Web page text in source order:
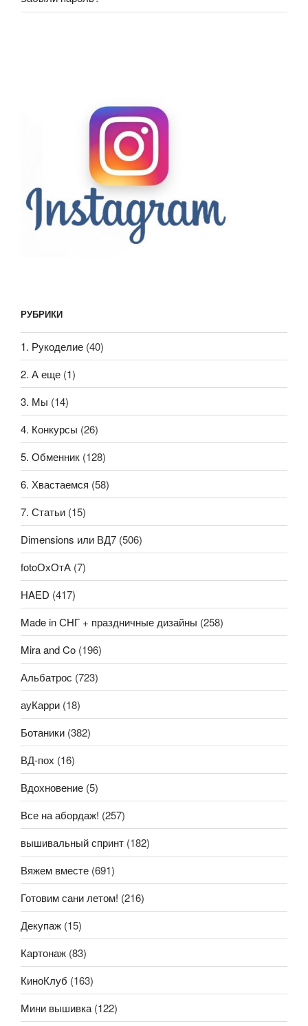
РУБРИКИ
1. Рукоделие (40)
2. А еще (1)
3. Мы (14)
4. Конкурсы (26)
5. Обменник (128)
6. Хвастаемся (58)
7. Статьи (15)
Dimensions или ВД7 (506)
fotoОхОтА (7)
HAED (417)
Made in СНГ + праздничные дизайны (258)
Mira and Co (196)
Альбатрос (723)
ауКарри (18)
Ботаники (382)
ВД-пох (16)
Вдохновение (5)
Все на абордаж! (257)
вышивальный спринт (182)
Вяжем вместе (691)
Готовим сани летом! (216)
Декупаж (15)
Картонаж (83)
КиноКлуб (163)
Мини вышивка (122)